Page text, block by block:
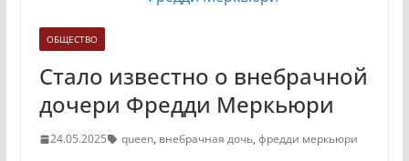
ОБЩЕСТВО
Стало известно о внебрачной
дочери Фредди Меркьюри
24.05.2025 queen, внебрачная дочь, фредди меркьюри